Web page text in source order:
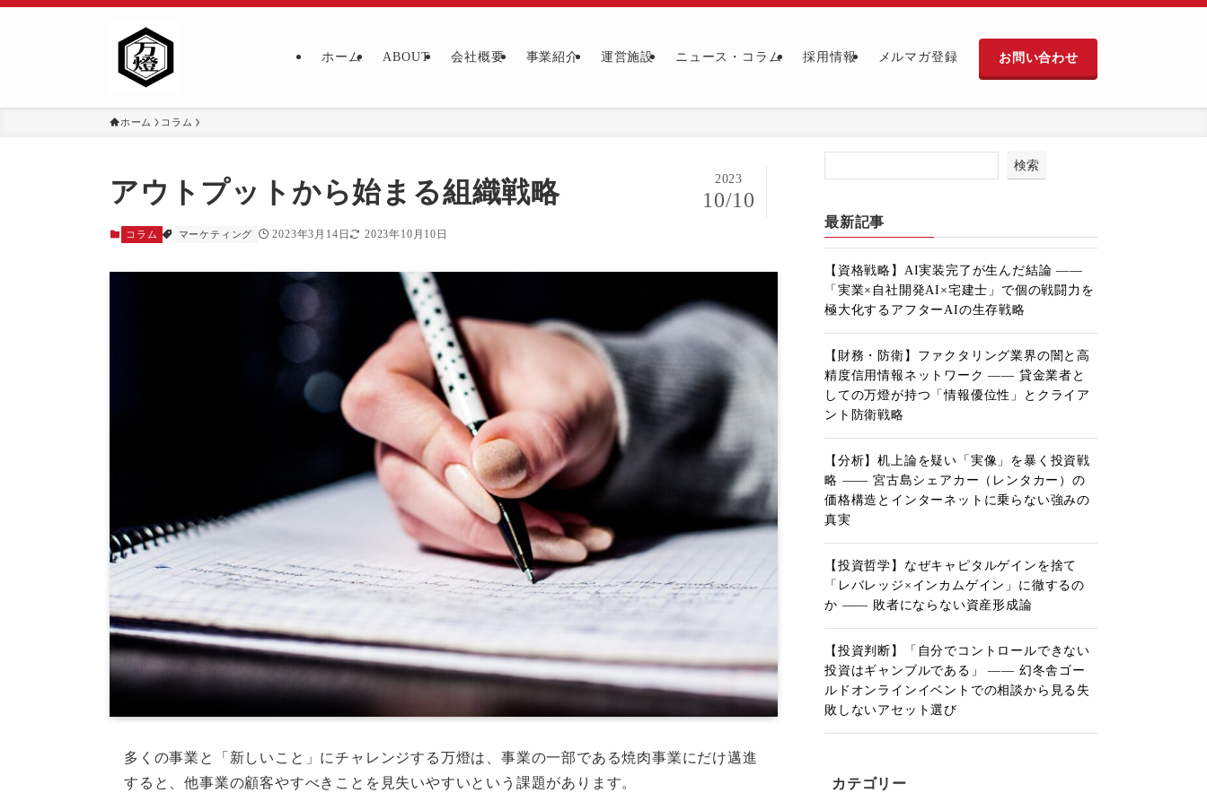
ホーム ABOUT 会社概要 事業紹介 運営施設 ニュース・コラム 採用情報 メルマガ登録 お問い合わせ
ホーム コラム
アウトプットから始まる組織戦略 2023
10/10
コラム マーケティング 2023年3月14日 2023年10月10日
多くの事業と「新しいこと」にチャレンジする万燈は、事業の一部である焼肉事業にだけ邁進
すると、他事業の顧客やすべきことを見失いやすいという課題があります。
検索
最新記事
【資格戦略】AI実装完了が生んだ結論 ――
「実業×自社開発AI×宅建士」で個の戦闘力を
極大化するアフターAIの生存戦略
【財務・防衛】ファクタリング業界の闇と高
精度信用情報ネットワーク ―― 貸金業者と
しての万燈が持つ「情報優位性」とクライア
ント防衛戦略
【分析】机上論を疑い「実像」を暴く投資戦
略 ―― 宮古島シェアカー（レンタカー）の
価格構造とインターネットに乗らない強みの
真実
【投資哲学】なぜキャピタルゲインを捨て
「レバレッジ×インカムゲイン」に徹するの
か ―― 敗者にならない資産形成論
【投資判断】「自分でコントロールできない
投資はギャンブルである」 ―― 幻冬舎ゴー
ルドオンラインイベントでの相談から見る失
敗しないアセット選び
カテゴリー